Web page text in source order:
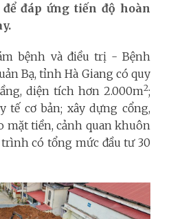
đáp ứng tiến độ hoàn
bệnh và điều trị - Bệnh
Bạ, tỉnh Hà Giang có quy
diện tích hơn 2.000m2;
tế cơ bản; xây dựng cổng,
mặt tiền, cảnh quan khuôn
có tổng mức đầu tư 30